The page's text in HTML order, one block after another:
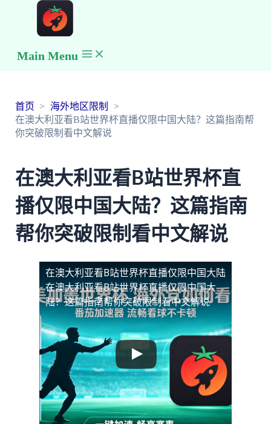
Main Menu
首页
海外地区限制
在澳大利亚看B站世界杯直播仅限中国大陆？这篇指南帮
你突破限制看中文解说
在澳大利亚看B站世界杯直
播仅限中国大陆？这篇指南
帮你突破限制看中文解说
在澳大利亚看B站世界杯直播仅限中国大陆
在澳大利亚看B站世界杯直播仅限中国大
陆？这篇指南帮你突破限制看中文解说